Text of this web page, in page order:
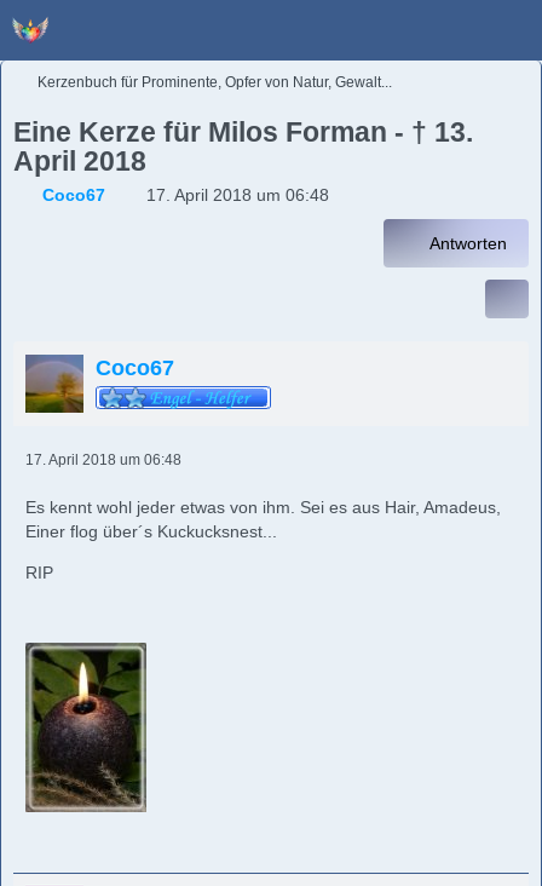
Kerzenbuch für Prominente, Opfer von Natur, Gewalt...
Eine Kerze für Milos Forman - † 13.
April 2018
Coco67 17. April 2018 um 06:48
Antworten
Coco67
17. April 2018 um 06:48
Es kennt wohl jeder etwas von ihm. Sei es aus Hair, Amadeus,
Einer flog über´s Kuckucksnest...
RIP